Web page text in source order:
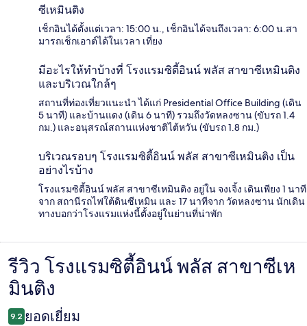
ซีเหมินติง
เช็กอินได้ตั้งแต่เวลา: 15:00 น., เช็กอินได้จนถึงเวลา: 6:00 น.สา
มารถเช็กเอาต์ได้ในเวลา เที่ยง
มีอะไรให้ทำบ้างที่ โรงแรมซิตี้อินน์ พลัส สาขาซีเหมินติง
และบริเวณใกล้ๆ
สถานที่ท่องเที่ยวแนะนำ ได้แก่ Presidential Office Building (เดิน
5 นาที) และบ้านแดง (เดิน 6 นาที) รวมถึงวัดหลงซาน (ขับรถ 1.4
กม.) และอนุสรณ์สถานแห่งชาติไต้หวัน (ขับรถ 1.8 กม.)
บริเวณรอบๆ โรงแรมซิตี้อินน์ พลัส สาขาซีเหมินติง เป็น
อย่างไรบ้าง
โรงแรมซิตี้อินน์ พลัส สาขาซีเหมินติง อยู่ใน จงเจิ้ง เดินเพียง 1 นาที
จาก สถานีรถไฟใต้ดินซีเหมิน และ 17 นาทีจาก วัดหลงซาน นักเดิน
ทางบอกว่าโรงแรมแห่งนี้ตั้งอยู่ในย่านที่น่าพัก
รีวิว
รีวิว โรงแรมซิตี้อินน์ พลัส สาขาซีเห
มินติง
9.2 ยอดเยี่ยม